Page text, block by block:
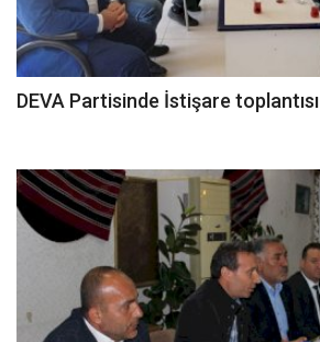
DEVA Partisinde İstişare toplantısı